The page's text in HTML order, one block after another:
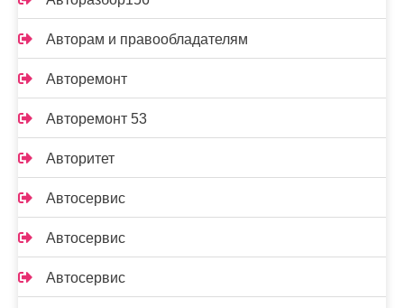
Авторам и правообладателям
Авторемонт
Авторемонт 53
Авторитет
Автосервис
Автосервис
Автосервис